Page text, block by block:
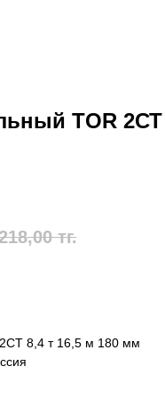
TOR 2СТ
тг.
8,4 т 16,5 м 180 мм